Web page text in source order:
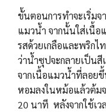
ขั้นตอนการทำจะเริ่มจ
แมวน้ำ จากนั้นใส่เนื้
รสด้วยเกลือและพริกไ
ว่าน้ำซุปจะกลายเป็น
จากเนื้อแมวน้ำที่ลอย
หอมลงในหม้อแล้วต้ม
20 นาที หลังจากใช้เว